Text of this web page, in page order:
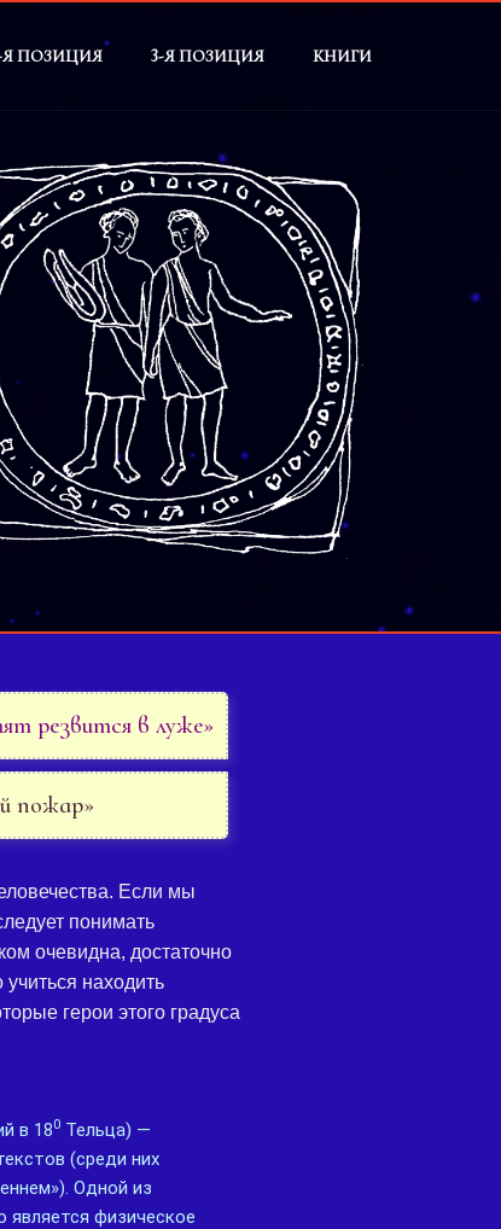
Я ПОЗИЦИЯ 3-Я ПОЗИЦИЯ КНИГИ
резвится в луже»
пожар»
Если мы
понимать
очевидна, достаточно
находить
герои этого градуса
в 180 Тельца) —
(среди них
Одной из
является физическое